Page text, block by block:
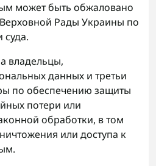
может быть обжаловано
Рады Украины по
суда.
владельцы,
данных и третьи
по обеспечению защиты
потери или
обработки, в том
или доступа к